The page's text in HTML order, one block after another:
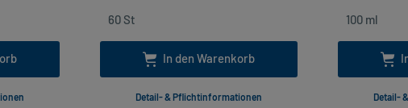
In den Warenkorb
Detail- & Pflichtinformationen Detail-